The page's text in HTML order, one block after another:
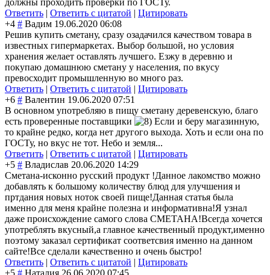
должны проходить проверки по ГОСТу.
Ответить | Ответить с цитатой | Цитировать
+4 # Вадим 19.06.2020 06:08
Решив купить сметану, сразу озадачился качеством товара в
известных гипермаркетах. Выбор большой, но условия
хранения желает оставлять лучшего. Езжу в деревню и
покупаю домашнюю сметану у населения, по вкусу
превосходит промышленную во много раз.
Ответить | Ответить с цитатой | Цитировать
+6 # Валентин 19.06.2020 07:51
В основном употребляю в пищу сметану деревенскую, благо
есть проверенные поставщики
Если и беру магазинную,
то крайне редко, когда нет другого выхода. Хоть и если она по
ГОСТу, но вкус не тот. Небо и земля...
Ответить | Ответить с цитатой | Цитировать
+5 # Владислав 20.06.2020 14:29
Сметана-исконно русский продукт !Данное лакомство можно
добавлять к большому количеству блюд для улучшения и
пртдания новых ноток своей пище!Данная статья была
именно для меня крайне полезна и информативна!Я узнал
даже происхождение самого слова СМЕТАНА!Всегда хочется
употреблять вкусный,а главное качественный продукт,именно
поэтому заказал сертификат соответсвия именно на данном
сайте!Все сделали качественно и очень быстро!
Ответить | Ответить с цитатой | Цитировать
+5 # Наталия 26.06.2020 07:45